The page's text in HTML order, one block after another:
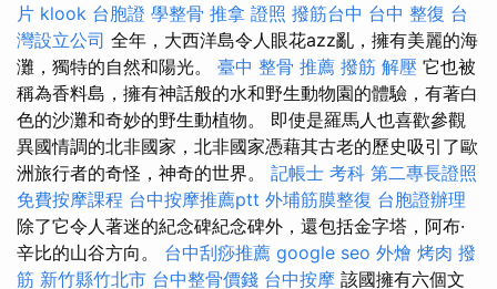
片 klook 台胞證 學整骨 推拿 證照 撥筋台中 台中 整復 台
灣設立公司 全年，大西洋島令人眼花azz亂，擁有美麗的海
灘，獨特的自然和陽光。 臺中 整骨 推薦 撥筋 解壓 它也被
稱為香料島，擁有神話般的水和野生動物園的體驗，有著白
色的沙灘和奇妙的野生動植物。 即使是羅馬人也喜歡參觀
異國情調的北非國家，北非國家憑藉其古老的歷史吸引了歐
洲旅行者的奇怪，神奇的世界。 記帳士 考科 第二專長證照
免費按摩課程 台中按摩推薦ptt 外埔筋膜整復 台胞證辦理
除了它令人著迷的紀念碑紀念碑外，還包括金字塔，阿布·
辛比的山谷方向。 台中刮痧推薦 google seo 外燴 烤肉 撥
筋 新竹縣竹北市 台中整骨價錢 台中按摩 該國擁有六個文